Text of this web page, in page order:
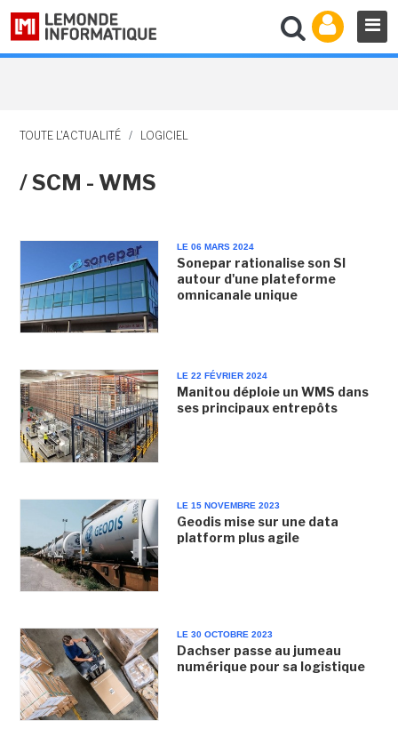
TOUTE L'ACTUALITÉ / LOGICIEL
/ SCM - WMS
LE 06 MARS 2024
Sonepar rationalise son SI
autour d'une plateforme
omnicanale unique
LE 22 FÉVRIER 2024
Manitou déploie un WMS dans
ses principaux entrepôts
LE 15 NOVEMBRE 2023
Geodis mise sur une data
platform plus agile
LE 30 OCTOBRE 2023
Dachser passe au jumeau
numérique pour sa logistique